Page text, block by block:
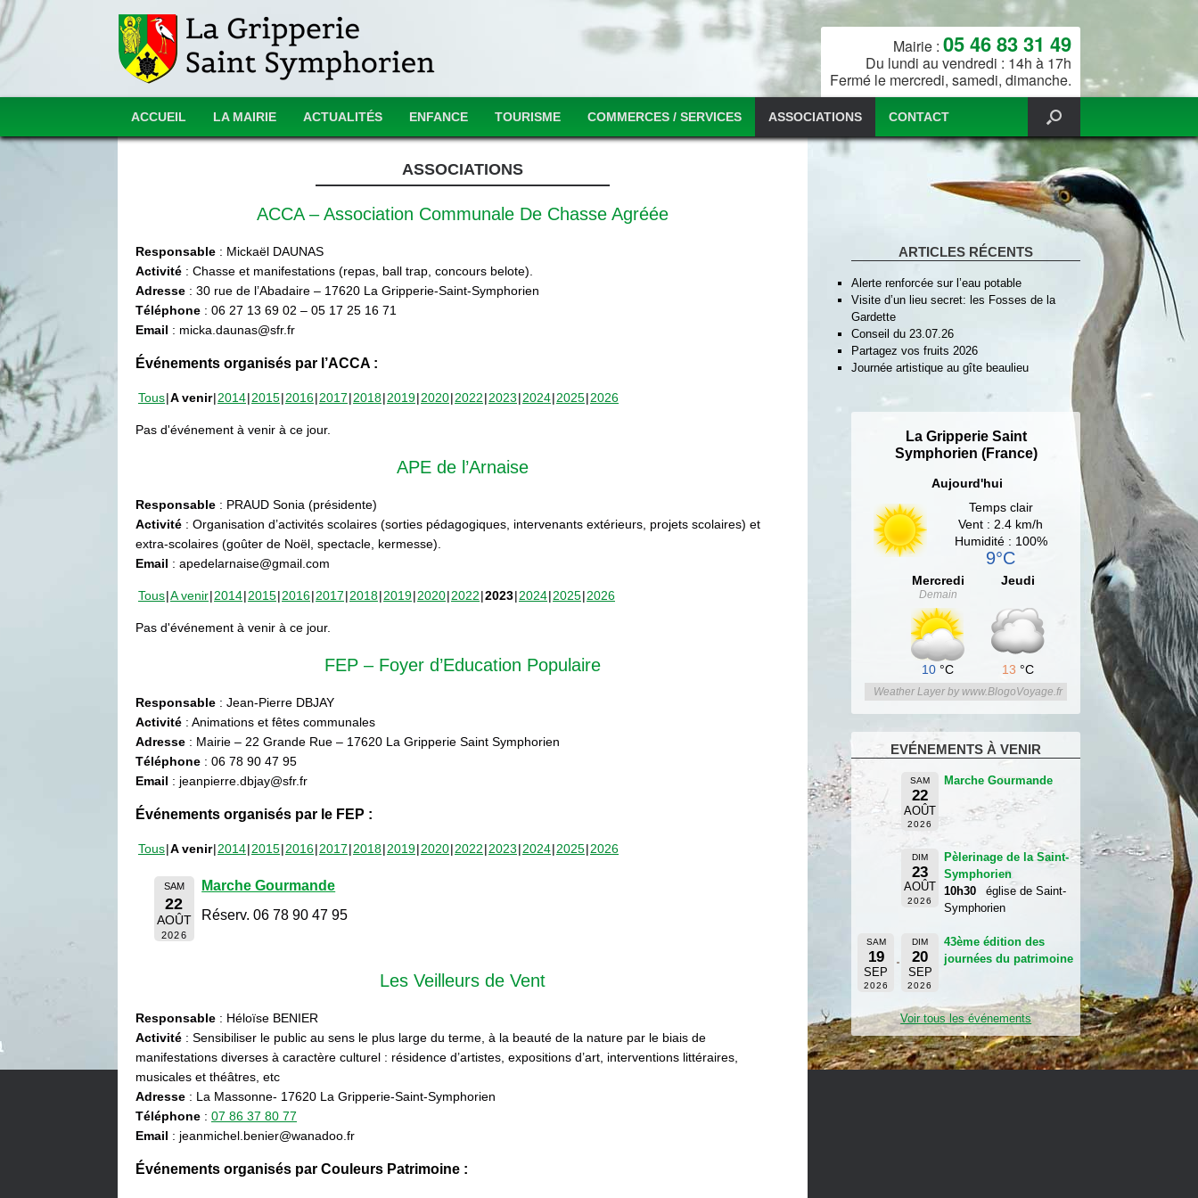
Mairie : 05 46 83 31 49
Du lundi au vendredi : 14h à 17h
Fermé le mercredi, samedi, dimanche.
ACCUEIL LA MAIRIE ACTUALITÉS ENFANCE TOURISME COMMERCES / SERVICES ASSOCIATIONS CONTACT
ASSOCIATIONS
ACCA – Association Communale De Chasse Agréée
Responsable : Mickaël DAUNAS
Activité : Chasse et manifestations (repas, ball trap, concours belote).
Adresse : 30 rue de l’Abadaire – 17620 La Gripperie-Saint-Symphorien
Téléphone : 06 27 13 69 02 – 05 17 25 16 71
Email : micka.daunas@sfr.fr
Événements organisés par l’ACCA :
Tous A venir 2014 2015 2016 2017 2018 2019 2020 2022 2023 2024 2025 2026
Pas d'événement à venir à ce jour.
APE de l’Arnaise
Responsable : PRAUD Sonia (présidente)
Activité : Organisation d’activités scolaires (sorties pédagogiques, intervenants extérieurs, projets scolaires) et
extra-scolaires (goûter de Noël, spectacle, kermesse).
Email : apedelarnaise@gmail.com
Tous A venir 2014 2015 2016 2017 2018 2019 2020 2022 2023 2024 2025 2026
Pas d'événement à venir à ce jour.
FEP – Foyer d’Education Populaire
Responsable : Jean-Pierre DBJAY
Activité : Animations et fêtes communales
Adresse : Mairie – 22 Grande Rue – 17620 La Gripperie Saint Symphorien
Téléphone : 06 78 90 47 95
Email : jeanpierre.dbjay@sfr.fr
Événements organisés par le FEP :
Tous A venir 2014 2015 2016 2017 2018 2019 2020 2022 2023 2024 2025 2026
SAM
22
AOÛT
2026
Marche Gourmande
Réserv. 06 78 90 47 95
Les Veilleurs de Vent
Responsable : Héloïse BENIER
Activité : Sensibiliser le public au sens le plus large du terme, à la beauté de la nature par le biais de
manifestations diverses à caractère culturel : résidence d’artistes, expositions d’art, interventions littéraires,
musicales et théâtres, etc
Adresse : La Massonne- 17620 La Gripperie-Saint-Symphorien
Téléphone : 07 86 37 80 77
Email : jeanmichel.benier@wanadoo.fr
Événements organisés par Couleurs Patrimoine :
ARTICLES RÉCENTS
Alerte renforcée sur l’eau potable
Visite d’un lieu secret: les Fosses de la
Gardette
Conseil du 23.07.26
Partagez vos fruits 2026
Journée artistique au gîte beaulieu
La Gripperie Saint
Symphorien (France)
Aujourd'hui
Temps clair
Vent : 2.4 km/h
Humidité : 100%
9°C
Mercredi
Demain
10 °C
Jeudi
13 °C
Weather Layer by www.BlogoVoyage.fr
EVÉNEMENTS À VENIR
SAM
22
AOÛT
2026
Marche Gourmande
DIM
23
AOÛT
2026
Pèlerinage de la Saint-
Symphorien
10h30
église de Saint-
Symphorien
SAM
19
SEP
2026
DIM
20
SEP
2026
43ème édition des
journées du patrimoine
Voir tous les événements